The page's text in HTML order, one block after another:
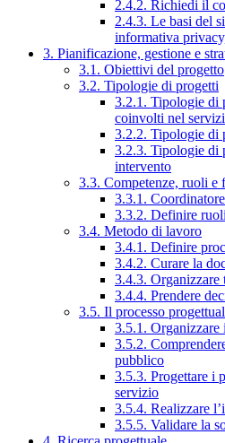
2.4.2. Richiedi il
2.4.3. Le basi del
informativa
3. Pianificazione, gestione e
3.1. Obiettivi del progetto
3.2. Tipologie di progetti
3.2.1. Tipologie di
coinvolti nel
3.2.2. Tipologie di
3.2.3. Tipologie di
intervento
3.3. Competenze, ruoli e
3.3.1.
3.3.2. Definire
3.4. Metodo di lavoro
3.4.1. Definire
3.4.2. Curare la
3.4.3.
3.4.4. Prendere
3.5. Il processo
3.5.1. Organizzare
3.5.2.
pubblico
3.5.3. Progettare i
servizio
3.5.4. Realizzare
3.5.5. Validare la